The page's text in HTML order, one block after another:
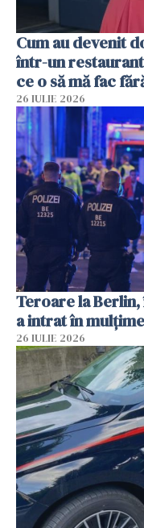
Cum au devenit
într-un restaurant
ce o să mă fac
26 IULIE 2026
Teroare la
a intrat în
26 IULIE 2026